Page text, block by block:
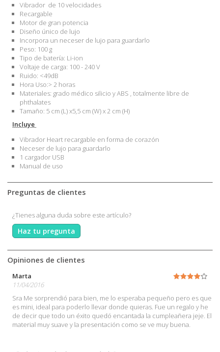
Vibrador de 10 velocidades
Recargable
Motor de gran potencia
Diseño único de lujo
Incorpora un neceser de lujo para guardarlo
Peso: 100 g
Tipo de batería: Li-ion
Voltaje de carga: 100 - 240 V
Ruido: <49dB
Hora Uso:> 2 horas
Materiales: grado médico silicio y ABS , totalmente libre de
phthalates
Tamaño: 5 cm (L) x5,5 cm (W) x 2 cm (H)
Incluye
Vibrador Heart recargable en forma de corazón
Neceser de lujo para guardarlo
1 cargador USB
Manual de uso
Preguntas de clientes
¿Tienes alguna duda sobre este artículo?
Haz tu pregunta
Opiniones de clientes
Marta
11/04/2016
Sra Me sorprendió para bien, me lo esperaba pequeño pero es que
es mini, ideal para poderlo llevar donde quieras. Fue un regalo y he
de decir que todo un éxito quedó encantada la cumpleañera jeje. El
material muy suave y la presentación como se ve muy buena.